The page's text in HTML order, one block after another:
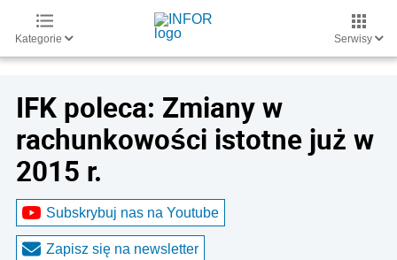
Kategorie Serwisy
IFK poleca: Zmiany w
rachunkowości istotne już w
2015 r.
Subskrybuj nas na Youtube
Zapisz się na newsletter